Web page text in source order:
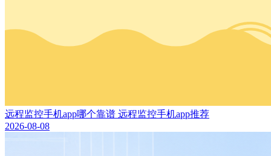
远程监控手机app哪个靠谱 远程监控手机app推荐
2026-08-08